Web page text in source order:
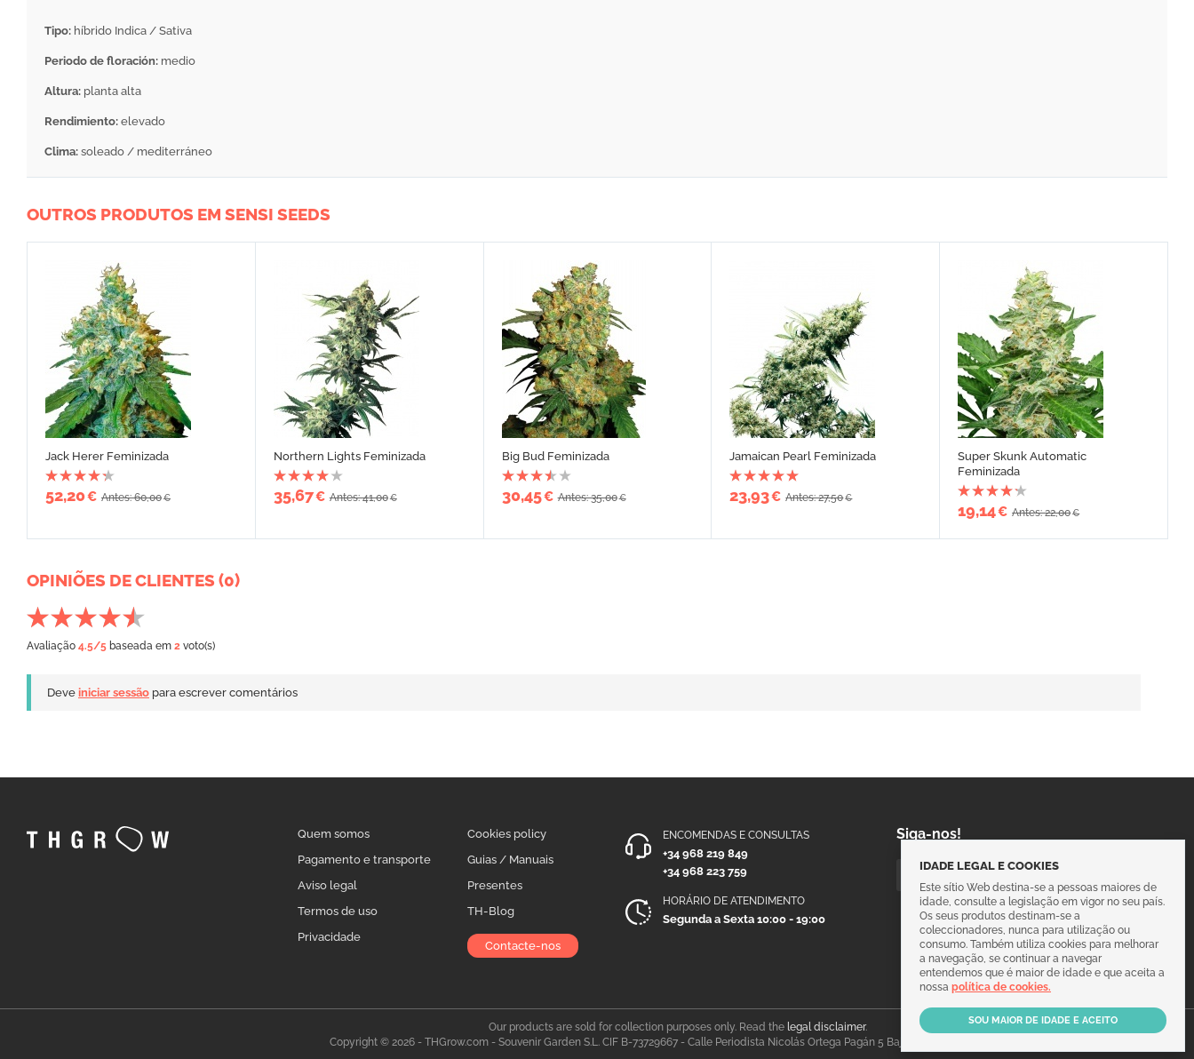
Tipo: híbrido Indica / Sativa
Periodo de floración: medio
Altura: planta alta
Rendimiento: elevado
Clima: soleado / mediterráneo
OUTROS PRODUTOS EM SENSI SEEDS
Jack Herer Feminizada
52,20€ Antes: 60,00€
Northern Lights Feminizada
35,67€ Antes: 41,00€
Big Bud Feminizada
30,45€ Antes: 35,00€
Jamaican Pearl Feminizada
23,93€ Antes: 27,50€
Super Skunk Automatic
Feminizada
19,14€ Antes: 22,00€
OPINIÕES DE CLIENTES (0)
Avaliação 4.5/5 baseada em 2 voto(s)
Deve iniciar sessão para escrever comentários
Quem somos
Pagamento e transporte
Aviso legal
Termos de uso
Privacidade
Cookies policy
Guias / Manuais
Presentes
TH-Blog
Contacte-nos
ENCOMENDAS E CONSULTAS
+34 968 219 849
+34 968 223 759
HORÁRIO DE ATENDIMENTO
Segunda a Sexta 10:00 - 19:00
Siga-nos!
Our products are sold for collection purposes only. Read the legal disclaimer.
Copyright © 2026 - THGrow.com - Souvenir Garden S.L. CIF B-73729667 - Calle Periodista Nicolás Ortega Pagán 5 Bajo, 30003, Murcia, España.
IDADE LEGAL E COOKIES
Este sítio Web destina-se a pessoas maiores de
idade, consulte a legislação em vigor no seu país.
Os seus produtos destinam-se a
coleccionadores, nunca para utilização ou
consumo. Também utiliza cookies para melhorar
a navegação, se continuar a navegar
entendemos que é maior de idade e que aceita a
nossa política de cookies.